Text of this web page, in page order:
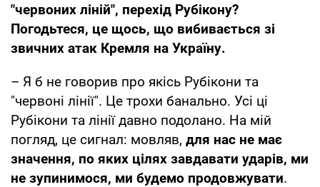
"червоних ліній", перехід Рубікону?
Погодьтеся, це щось, що вибивається зі
звичних атак Кремля на Україну.
– Я б не говорив про якісь Рубікони та
"червоні лінії". Це трохи банально. Усі ці
Рубікони та лінії давно подолано. На мій
погляд, це сигнал: мовляв, для нас не має
значення, по яких цілях завдавати ударів, ми
не зупинимося, ми будемо продовжувати.